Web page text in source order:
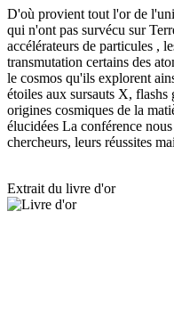
D'où provient tout l'or de
qui n'ont pas survécu sur
accélérateurs de particules ,
transmutation certains des
le cosmos qu'ils explorent
étoiles aux sursauts X, flashs
origines cosmiques de la
élucidées La conférence
chercheurs, leurs réussites
Extrait du livre d'or